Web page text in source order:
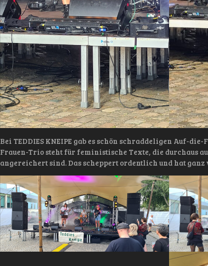
Bei TEDDIES KNEIPE gab es schön schraddeligen Auf-
Frauen-Trio steht für feministische Texte, die durchaus
angereichert sind. Das scheppert ordentlich und hat